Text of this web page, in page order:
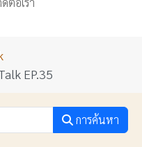
EP.35
การค้นหา